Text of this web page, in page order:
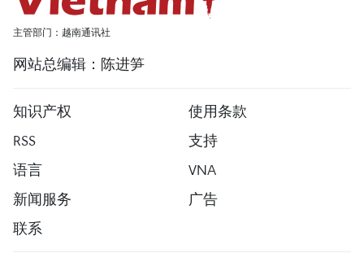
主管部门：越南通讯社
网站总编辑：陈进笋
知识产权
使用条款
RSS
支持
语言
VNA
新闻服务
广告
联系